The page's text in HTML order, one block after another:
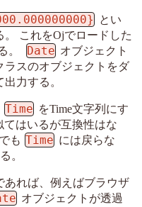
とい
。 これをOjでロードした
。 Date オブジェクト
スのオブジェクトをダ
力する。
Time をTime文字列にす
てはいるが互換性はな
も Time には戻らな
。
あれば、例えばブラウザ
オブジェクトが透過